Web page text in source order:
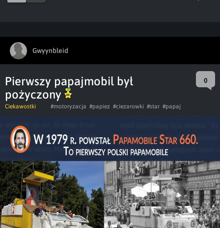
Gwyynbleid
Pierwszy papajmobil był
pożyczony
0
Ciekawostki #motoryzacja #papiez #ciezarowki #star #papaj